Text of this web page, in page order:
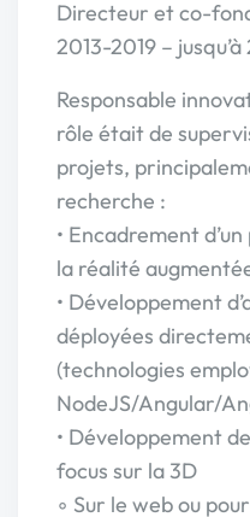
Directeur et co-
2013-2019 –
Responsable
rôle était de
projets,
recherche :
• Encadrement
la réalité
• Développement
déployées
(technologies
NodeJS/Angular/
• Développement
focus sur la 3D
◦ Sur le web ou